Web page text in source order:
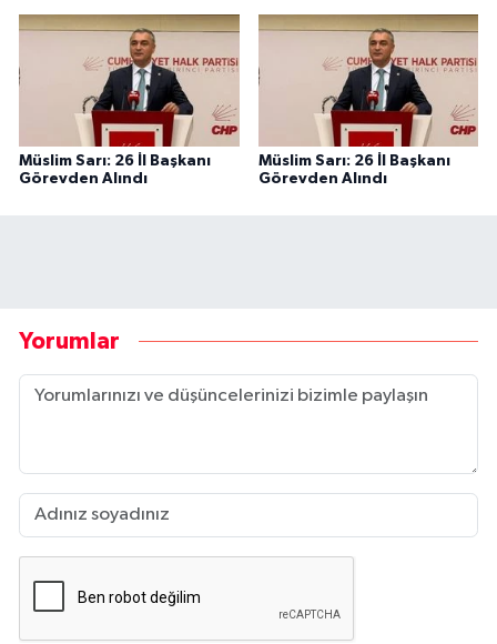
Müslim Sarı: 26 İl Başkanı
Görevden Alındı
Müslim Sarı: 26 İl Başkanı
Görevden Alındı
Yorumlar